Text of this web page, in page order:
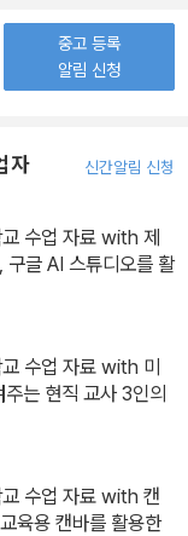
중고 등록
알림 신청
자
신간알림 신청
수업 자료 with 제
글 AI 스튜디오를 활
수업 자료 with 미
는 현직 교사 3인의
수업 자료 with 캔
육용 캔바를 활용한